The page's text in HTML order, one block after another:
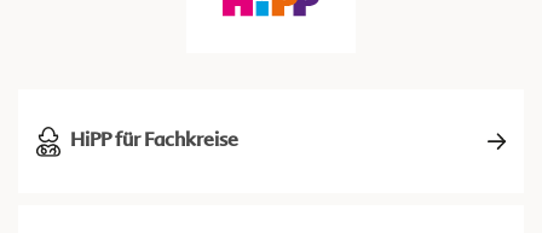
HiPP für Fachkreise